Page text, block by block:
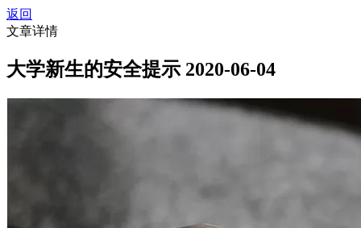
返回
文章详情
大学新生的安全提示 2020-06-04